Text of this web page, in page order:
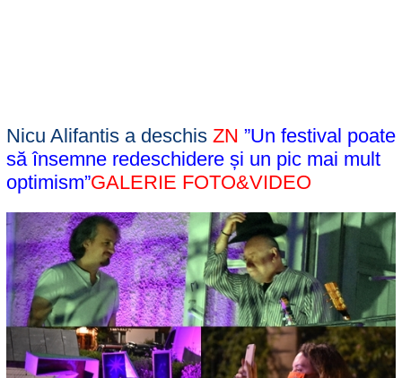
Nicu Alifantis a deschis ZN ”Un festival poate
să însemne redeschidere și un pic mai mult
optimism”GALERIE FOTO&VIDEO